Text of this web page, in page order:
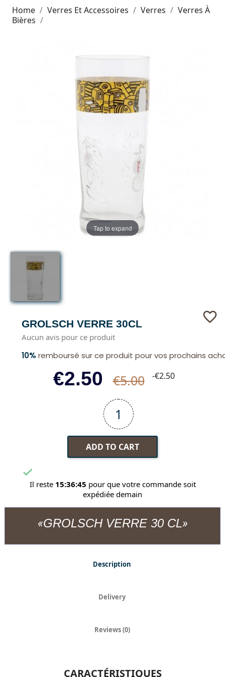
Home Verres Et Accessoires Verres
Verres À
Bières
Tap to expand
GROLSCH VERRE 30CL
Aucun avis pour ce produit
favorite_border
10% remboursé sur ce produit pour vos prochains
€2.50 €5.00 -€2.50
ADD TO CART

Il reste 15:36:45 pour que votre commande soit
expédiée demain
GROLSCH VERRE 30 CL
Description
Delivery
Reviews (0)
CARACTÉRISTIQUES